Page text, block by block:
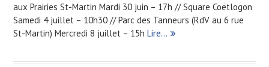
aux Prairies St-Martin Mardi 30 juin – 17h // Square Coëtlogon
Samedi 4 juillet – 10h30 // Parc des Tanneurs (RdV au 6 rue
St-Martin) Mercredi 8 juillet – 15h Lire…